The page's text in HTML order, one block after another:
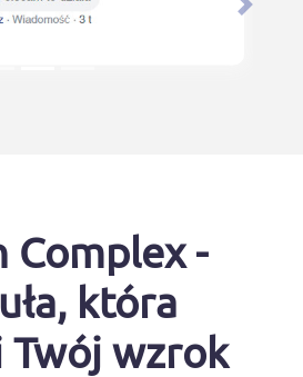
Complex -
która
Twój wzrok